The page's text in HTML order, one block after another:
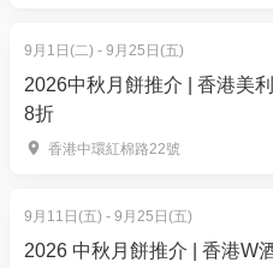
8月10-12日 (8-12歲)
8月24-26日(13-16歲）
【早鳥優惠 】$2,400 (原
【正價優惠 】$2,800 (原
活動行程
9月1日(二) - 9月25日(五)
2026中秋月餅推介 | 香港美
8折
香港中環紅棉路22號
9月11日(五) - 9月25日(五)
2026 中秋月餅推介 | 香港W